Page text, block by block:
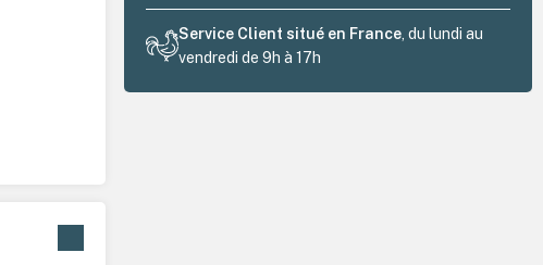
Service Client situé en France, du lundi au
vendredi de 9h à 17h